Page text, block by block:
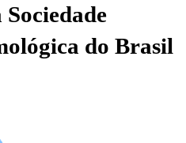
do Brasil